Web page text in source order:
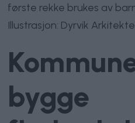
første rekke brukes av
Illustrasjon: Dyrvik
bygge